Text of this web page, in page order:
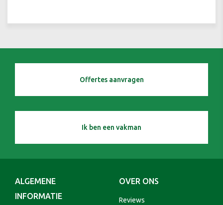
Offertes aanvragen
Ik ben een vakman
ALGEMENE
INFORMATIE
OVER ONS
Reviews